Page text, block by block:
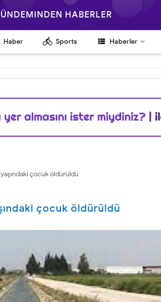
HABERLER
Haber directions_bike Sports view_list Haberler
yaşındaki çocuk öldürüldü
çocuk öldürüldü